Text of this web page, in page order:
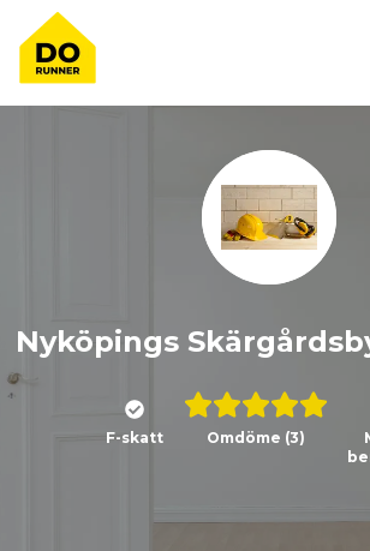
Nyköpings
F-skatt Omdöme (3)